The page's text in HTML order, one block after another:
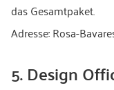
das Gesamtpaket.
Adresse: Rosa-
5. Design